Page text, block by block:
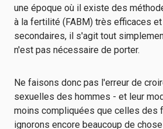
une époque où il existe des
à la fertilité (FABM) très efficaces
secondaires, il s'agit tout
n'est pas nécessaire de porter.
Ne faisons donc pas l'erreur de
sexuelles des hommes - et leur
moins compliquées que celles des
ignorons encore beaucoup de